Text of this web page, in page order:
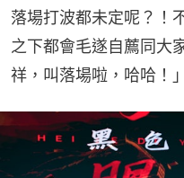
落場打波都未定呢？！
之下都會毛遂自薦同大
祥，叫落場啦，哈哈！」